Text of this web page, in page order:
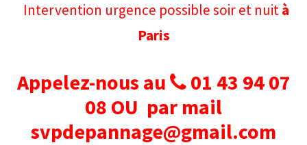
Intervention urgence possible soir et nuità
Paris
Appelez-nous au
01 43 94 07
08 OU par mail
svpdepannage@gmail.com